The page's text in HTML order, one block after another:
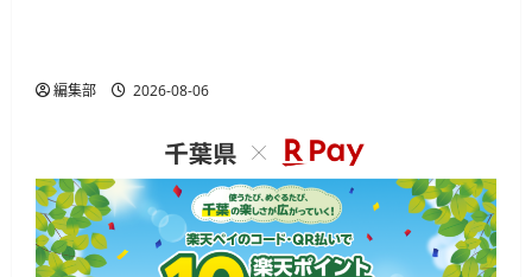
編集部 2026-08-06